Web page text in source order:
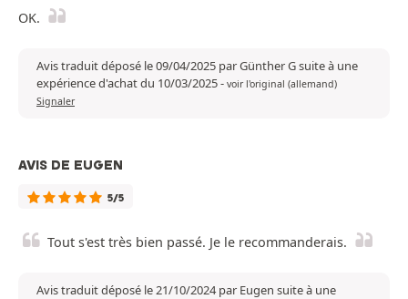
OK.
Avis traduit déposé le 09/04/2025 par Günther G suite à une
expérience d'achat du 10/03/2025- voir l'original (allemand)
Signaler
AVIS DE EUGEN
5/5
Tout s'est très bien passé. Je le recommanderais.
Avis traduit déposé le 21/10/2024 par Eugen suite à une